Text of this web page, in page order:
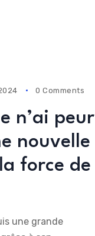
0 Comments
n’ai peur
nouvelle
force de
une grande